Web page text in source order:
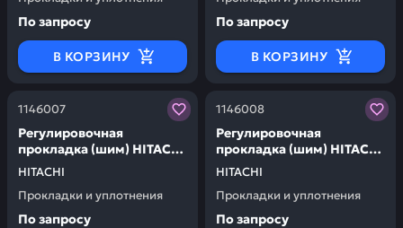
По запросу
В КОРЗИНУ
По запросу
В КОРЗИНУ
1146007
HITACHI
Регулировочная
прокладка (шим) HITACHI
1146007
Прокладки и уплотнения
Заказывая запчасти у нас, вы получаете гарантию
По запросу
1146008
HITACHI
Регулировочная
прокладка (шим) HITACHI
1146008
Прокладки и уплотнения
Заказывая запчасти у
По запросу